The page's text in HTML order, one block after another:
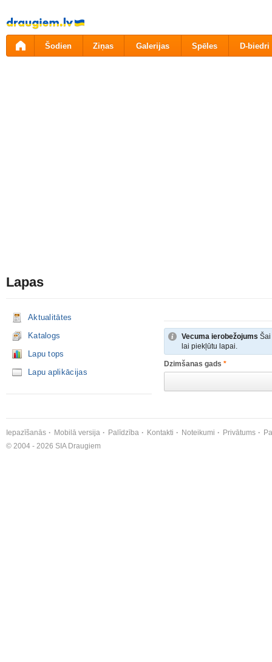
Pāriet
uz
saturu
Šodien Ziņas Galerijas Spēles D-biedri
Lapas
Aktualitātes
Katalogs
Lapu tops
Lapu aplikācijas
Vecuma ierobežojums Šai
lai piekļūtu lapai.
Dzimšanas gads *
Iepazīšanās Mobilā versija Palīdzība Kontakti Noteikumi Privātums
© 2004 - 2026 SIA Draugiem